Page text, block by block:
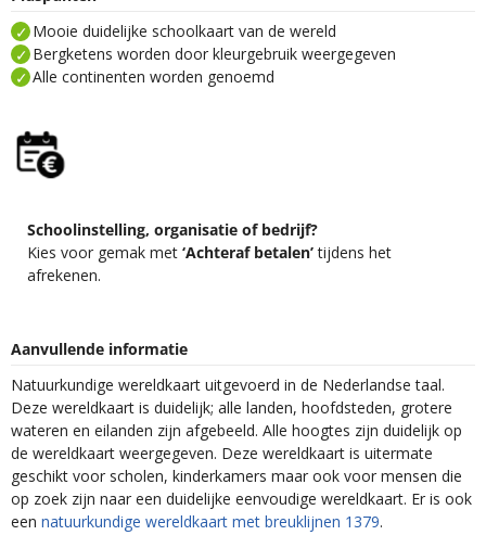
Mooie duidelijke schoolkaart van de wereld
Bergketens worden door kleurgebruik weergegeven
Alle continenten worden genoemd
Schoolinstelling, organisatie of bedrijf?
Kies voor gemak met ‘Achteraf betalen’tijdens het
afrekenen.
Aanvullende informatie
Natuurkundige wereldkaart uitgevoerd in de Nederlandse taal.
Deze wereldkaart is duidelijk; alle landen, hoofdsteden, grotere
wateren en eilanden zijn afgebeeld. Alle hoogtes zijn duidelijk op
de wereldkaart weergegeven. Deze wereldkaart is uitermate
geschikt voor scholen, kinderkamers maar ook voor mensen die
op zoek zijn naar een duidelijke eenvoudige wereldkaart. Er is ook
een natuurkundige wereldkaart met breuklijnen 1379.